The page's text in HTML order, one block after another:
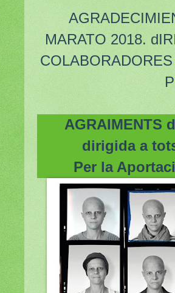
MARATO 2018.
AGRAIMENTS
dirigida a
Per la